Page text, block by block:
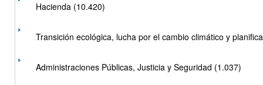
Hacienda (10.420)
Transición ecológica, lucha por el cambio climático y
Administraciones Públicas, Justicia y Seguridad (1.037)